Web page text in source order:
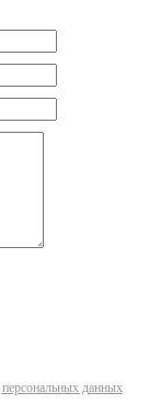
персональных данных